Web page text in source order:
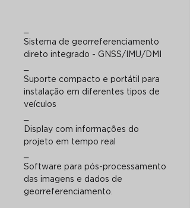
Sistema de georreferenciamento
direto integrado - GNSS/IMU/DMI
Suporte compacto e portátil para
instalação em diferentes tipos de
veículos
Display com informações do
projeto em tempo real
Software para pós-processamento
das imagens e dados de
georreferenciamento.